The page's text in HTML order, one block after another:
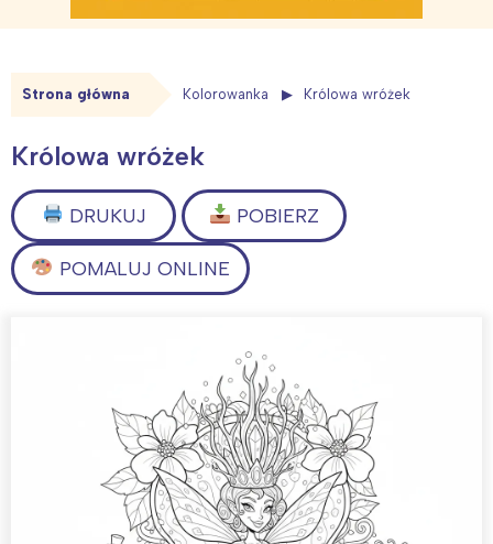
Strona główna Kolorowanka Królowa wróżek
Królowa wróżek
DRUKUJ POBIERZ
POMALUJ ONLINE